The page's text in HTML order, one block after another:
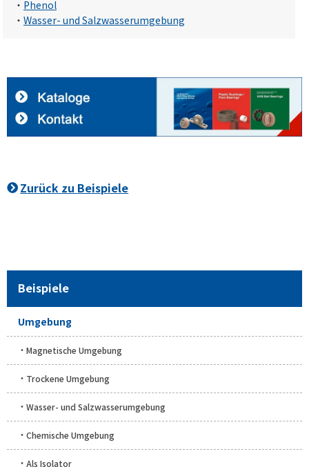
・ Phenol
・ Wasser- und Salzwasserumgebung
Zurück zu Beispiele
Beispiele
Umgebung
Magnetische Umgebung
Trockene Umgebung
Wasser- und Salzwasserumgebung
Chemische Umgebung
Als Isolator